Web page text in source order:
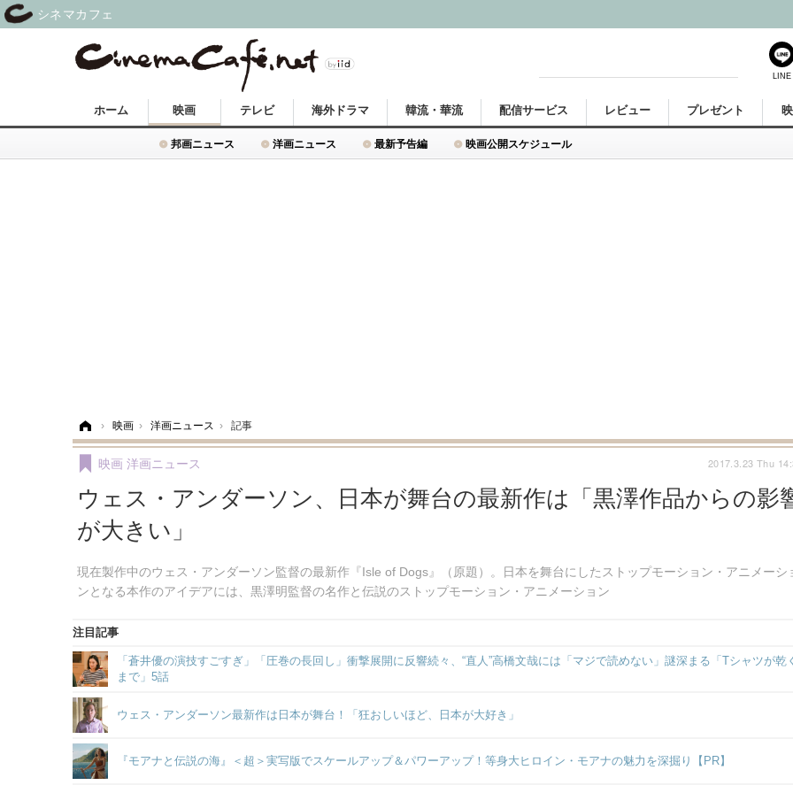
ホーム 映画
邦画ニュース 洋画ニュース 最新予告編 映画公開スケジュール
テレビ 海外ドラマ 韓流・華流 配信サービス レビュー プレゼント
› 映画 › 洋画ニュース › 記事
ウェス・アンダーソン、日本が舞台の最新作は「黒澤作品からの影
が大きい」
現在製作中のウェス・アンダーソン監督の最新作『Isle of Dogs』（原題）。日本を舞台にしたストップモーション・アニメーシ
ンとなる本作のアイデアには、黒澤明監督の名作と伝説のストップモーション・アニメーション
映画 洋画ニュース 2017.3.23 Thu
注目記事
「蒼井優の演技すごすぎ」「圧巻の長回し」衝撃展開に反響続々、“直人”高橋文哉には「マジで読めない」謎深まる「Tシャツが乾く
まで」5話
ウェス・アンダーソン最新作は日本が舞台！「狂おしいほど、日本が大好き」
『モアナと伝説の海』＜超＞実写版でスケールアップ＆パワーアップ！等身大ヒロイン・モアナの魅力を深掘り【PR】
LINE
シネマカフェ